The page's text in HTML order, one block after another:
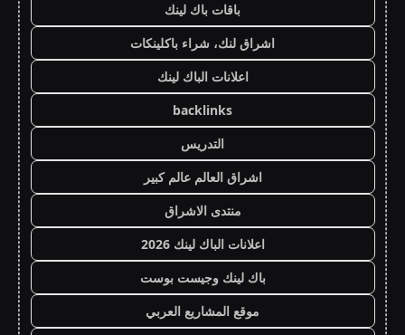
باقات باك لينك
اشراق لنك، شراء باكلينكات
اعلانات الباك لينك
backlinks
التدريس
اشراق العالم عالم كبير
منتدى الاشراق
اعلانات الباك لينك 2026
باك لينك وجيست بوست
موقع المشاريع العربي